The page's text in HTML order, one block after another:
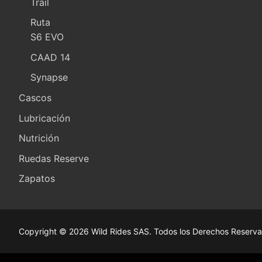
Ruta
S6 EVO
CAAD 14
Synapse
Cascos
Lubricación
Nutrición
Ruedas Reserve
Zapatos
Copyright © 2026 Wild Rides SAS. Todos los Derechos